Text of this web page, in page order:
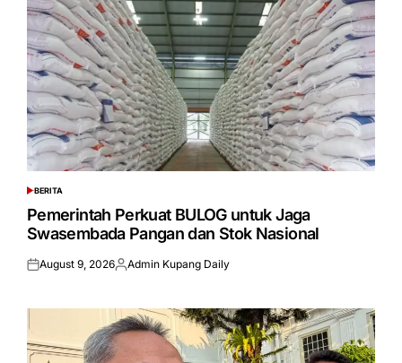
POSTED
IN
BERITA
Pemerintah Perkuat BULOG untuk Jaga
Swasembada Pangan dan Stok Nasional
Posted
August 9, 2026Posted
Admin Kupang Daily